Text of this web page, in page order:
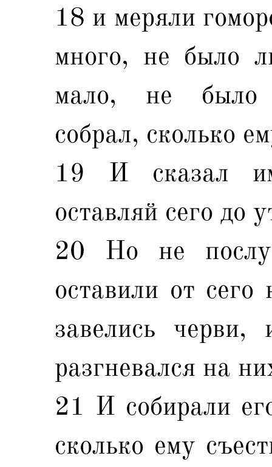
18 и меряли
много, не было
мало, не было
собрал, сколько
19 И сказал
оставляй сего до
20 Но не
оставили от
завелись
разгневался на
21 И собирали
сколько ему